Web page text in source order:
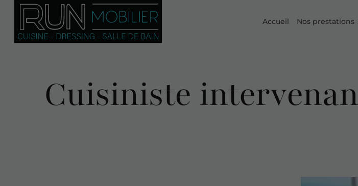
Accueil Nos prestations
Cuisiniste